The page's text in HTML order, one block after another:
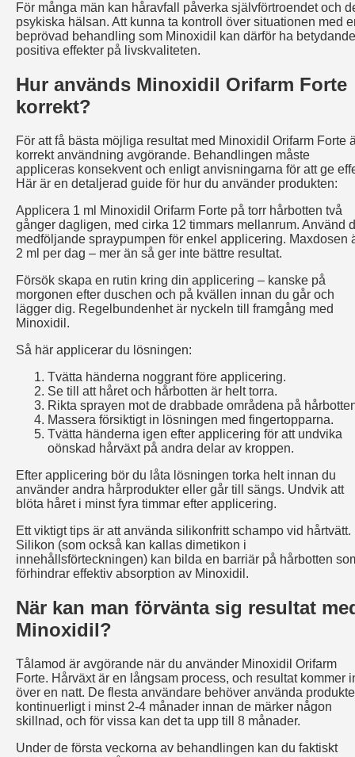
För många män kan håravfall påverka självförtroendet och
psykiska hälsan. Att kunna ta kontroll över situationen med
beprövad behandling som Minoxidil kan därför ha betydande
positiva effekter på livskvaliteten.
Hur används Minoxidil Orifarm Forte
korrekt?
För att få bästa möjliga resultat med Minoxidil Orifarm Forte
korrekt användning avgörande. Behandlingen måste
appliceras konsekvent och enligt anvisningarna för att ge
Här är en detaljerad guide för hur du använder produkten:
Applicera 1 ml Minoxidil Orifarm Forte på torr hårbotten två
gånger dagligen, med cirka 12 timmars mellanrum. Använd
medföljande spraypumpen för enkel applicering. Maxdosen
2 ml per dag – mer än så ger inte bättre resultat.
Försök skapa en rutin kring din applicering – kanske på
morgonen efter duschen och på kvällen innan du går och
lägger dig. Regelbundenhet är nyckeln till framgång med
Minoxidil.
Så här applicerar du lösningen:
Tvätta händerna noggrant före applicering.
Se till att håret och hårbotten är helt torra.
Rikta sprayen mot de drabbade områdena på
Massera försiktigt in lösningen med fingertopparna.
Tvätta händerna igen efter applicering för att undvika
oönskad hårväxt på andra delar av kroppen.
Efter applicering bör du låta lösningen torka helt innan du
använder andra hårprodukter eller går till sängs. Undvik att
blöta håret i minst fyra timmar efter applicering.
Ett viktigt tips är att använda silikonfritt schampo vid hårtvätt.
Silikon (som också kan kallas dimetikon i
innehållsförteckningen) kan bilda en barriär på hårbotten
förhindrar effektiv absorption av Minoxidil.
När kan man förvänta sig resultat
Minoxidil?
Tålamod är avgörande när du använder Minoxidil Orifarm
Forte. Hårväxt är en långsam process, och resultat kommer
över en natt. De flesta användare behöver använda
kontinuerligt i minst 2-4 månader innan de märker någon
skillnad, och för vissa kan det ta upp till 8 månader.
Under de första veckorna av behandlingen kan du faktiskt